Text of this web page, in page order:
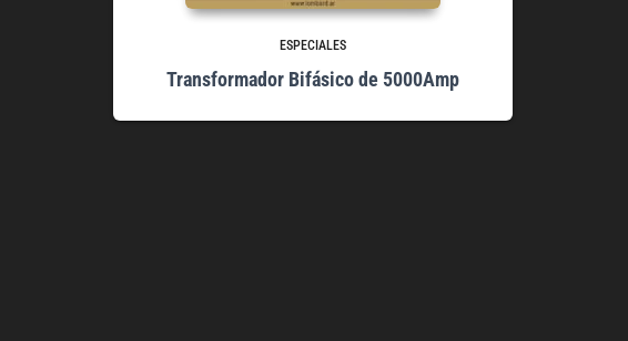
ESPECIALES
Transformador Bifásico de 5000Amp